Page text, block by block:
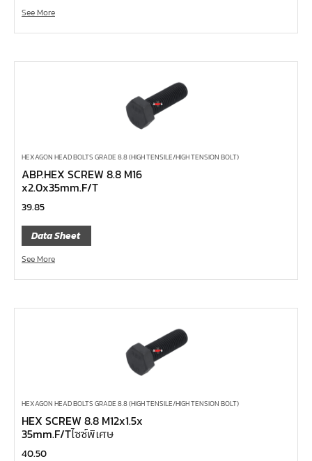
ด้ามฟรี ด้ามเรียบ คอพับ กดปุ่ม
ด้ามฟรี ด้ามเหล็ก คอพับ กดปุ่ม
ด้ามฟรี ด้ามเหล็ก คอพับ
ด้ามฟรี หัวเล็ก ด้ามยาง กดปุ่ม 1/4", 3/8", 1/2"
ด้ามฟรี หัวเล็ก ด้ามเหล็ก กดปุ่ม 1/4", 3/8", 1/2"
ด้ามฟรี หัวเล็ก ด้ามยาง 1/4", 3/8", 1/2"
ด้ามฟรี หัวเล็ก ด้ามเรียบ 1/4", 3/8", 1/2"
ด้ามฟรี หัวเล็ก ด้ามเหล็ก 1/4", 3/8", 1/2"
ด้ามฟรีสั้น 1/4", 3/8", 1/2"
ด้ามฟรี ด้ามยาง 1/4", 3/8", 1/2"
บ๊อกซ์เดือยโผล่ ท๊อกซ์ พลัส 5 แฉก
บ๊อกซ์เดือยโผล่ ท๊อกซ์ พลัส, ท๊อกซ์ RibeCV
บ๊อกซ์เดือยโผล่ 12 แฉก, บ๊อกซ์เดือยโผล่ 12 เหลี่ยม
บ๊อกซ์เดือยโผล่ หกเหลี่ยม,บ๊อกซ์เดือยโผล่ หกเหลี่ยมหัว
บอล
See More
HEXAGON HEAD BOLTS GRADE 8.8 (HIGH TENSILE/HIGH TENSION BOLT)
ABP.HEX SCREW 8.8 M16
x2.0x35mm.F/T
39.85
Data Sheet
See More
HEXAGON HEAD BOLTS GRADE 8.8 (HIGH TENSILE/HIGH TENSION BOLT)
HEX SCREW 8.8 M12x1.5x
35mm.F/Tไซซ์พิเศษ
40.50